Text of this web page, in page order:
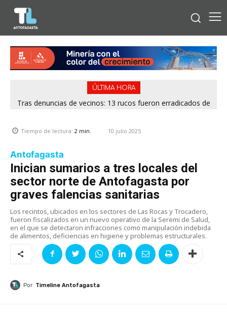
ÚLTIMA HORA
Tras denuncias de vecinos: 13 rucos fueron erradicados de
Tiempo de lectura: 2 min. 10 julio 2025
Antofagasta
Inician sumarios a tres locales del
sector norte de Antofagasta por
graves falencias sanitarias
Los recintos, ubicados en los sectores de Las Rocas y Trocadero,
fueron fiscalizados en un nuevo operativo de la Seremi de Salud,
en el que se detectaron infracciones como manipulación indebida
de alimentos, deficiencias en higiene y problemas estructurales.
Por Timeline Antofagasta